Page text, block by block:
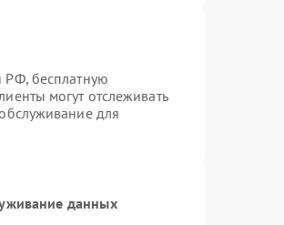
РФ, бесплатную
могут отслеживать
для
данных